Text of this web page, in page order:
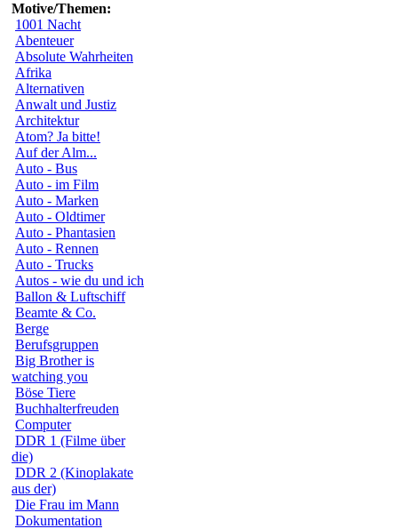
Motive/Themen:
1001 Nacht
Abenteuer
Absolute Wahrheiten
Afrika
Alternativen
Anwalt und Justiz
Architektur
Atom? Ja bitte!
Auf der Alm...
Auto - Bus
Auto - im Film
Auto - Marken
Auto - Oldtimer
Auto - Phantasien
Auto - Rennen
Auto - Trucks
Autos - wie du und ich
Ballon & Luftschiff
Beamte & Co.
Berge
Berufsgruppen
Big Brother is
watching you
Böse Tiere
Buchhalterfreuden
Computer
DDR 1 (Filme über
die)
DDR 2 (Kinoplakate
aus der)
Die Frau im Mann
Dokumentation